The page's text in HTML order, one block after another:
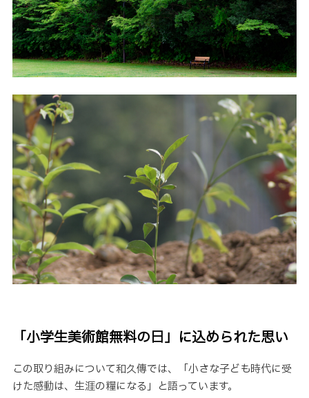
「小学生美術館無料の日」に込められた思い
この取り組みについて和久傳では、「小さな子ども時代に受
けた感動は、生涯の糧になる」と語っています。